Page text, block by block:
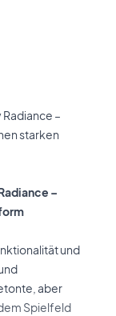
–
starken
–
und
aber
Spielfeld